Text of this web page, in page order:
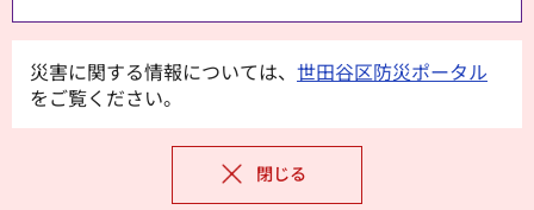
災害に関する情報については、 世田谷区防災ポータル
をご覧ください。
閉じる